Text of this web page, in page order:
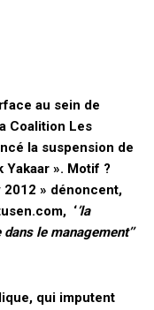
au sein de
Coalition Les
la suspension de
Yakaar ». Motif ?
2012 » dénoncent,
‘’la
le management’’
qui imputent